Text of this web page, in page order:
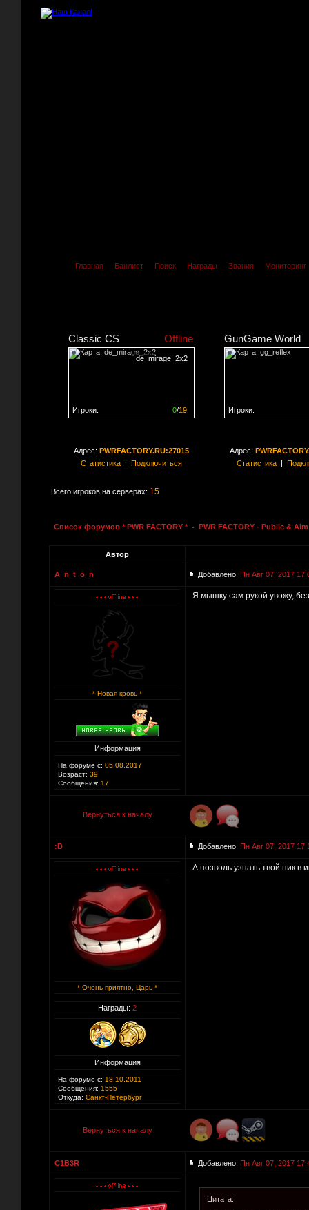
Главная Банлист Поиск Награды Звания Мониторинг
Classic CS Offline
de_mirage_2x2
0/19
Игроки:
GunGame World
Игроки:
Адрес: PWRFACTORY.RU:27015
Статистика| Подключиться
Адрес:
Статистика|
Всего игроков на серверах: 15
Список форумов * PWR FACTORY * - PWR FACTORY - Public &
Автор
A_n_t_o_n Добавлено: Пн Авг 07, 2017
* Новая кровь *
Информация
На форуме с: 05.08.2017
Возраст: 39
Сообщения: 17
Я мышку сам рукой увожу,
Вернуться к началу
:D Добавлено: Пн Авг 07, 2017
* Очень приятно, Царь *
Награды: 2
Информация
На форуме с: 18.10.2011
Сообщения: 1555
Откуда: Санкт-Петербург
А позволь узнать твой ник в
Вернуться к началу
C1B3R Добавлено: Пн Авг 07, 2017
Цитата: